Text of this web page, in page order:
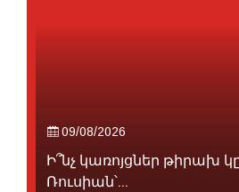
09/08/2026
Ի՞նչ կառոյցներ թիրախ
Ռուսիան՝...